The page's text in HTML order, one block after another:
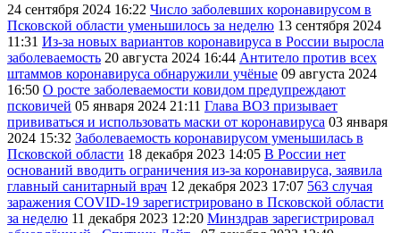
24 сентября 2024 16:22 Число заболевших коронавирусом в
Псковской области уменьшилось за неделю 13 сентября 2024
11:31 Из-за новых вариантов коронавируса в России выросла
заболеваемость 20 августа 2024 16:44 Антитело против всех
штаммов коронавируса обнаружили учёные 09 августа 2024
16:50 О росте заболеваемости ковидом предупреждают
псковичей 05 января 2024 21:11 Глава ВОЗ призывает
прививаться и использовать маски от коронавируса 03 января
2024 15:32 Заболеваемость коронавирусом уменьшилась в
Псковской области 18 декабря 2023 14:05 В России нет
оснований вводить ограничения из-за коронавируса, заявила
главный санитарный врач 12 декабря 2023 17:07 563 случая
заражения COVID-19 зарегистрировано в Псковской области
за неделю 11 декабря 2023 12:20 Минздрав зарегистрировал